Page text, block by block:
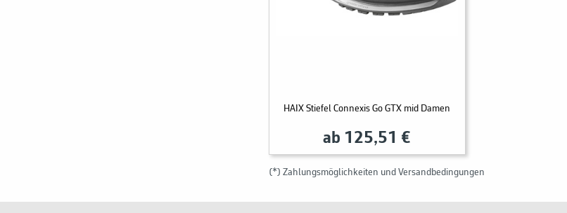
HAIX Stiefel Connexis Go GTX mid Damen
ab 125,51 €
(*) Zahlungsmöglichkeiten und Versandbedingungen